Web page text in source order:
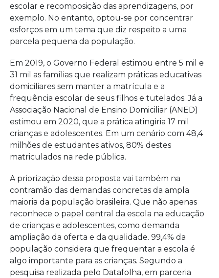
escolar e recomposição das aprendizagens, por
exemplo. No entanto, optou-se por concentrar
esforços em um tema que diz respeito a uma
parcela pequena da população.
Em 2019, o Governo Federal estimou entre 5 mil e
31 mil as famílias que realizam práticas educativas
domiciliares sem manter a matrícula e a
frequência escolar de seus filhos e tutelados. Já a
Associação Nacional de Ensino Domiciliar (ANED)
estimou em 2020, que a prática atingiria 17 mil
crianças e adolescentes. Em um cenário com 48,4
milhões de estudantes ativos, 80% destes
matriculados na rede pública.
A priorização dessa proposta vai também na
contramão das demandas concretas da ampla
maioria da população brasileira. Que não apenas
reconhece o papel central da escola na educação
de crianças e adolescentes, como demanda
ampliação da oferta e da qualidade. 99,4% da
população considera que frequentar a escola é
algo importante para as crianças. Segundo a
pesquisa realizada pelo Datafolha, em parceria